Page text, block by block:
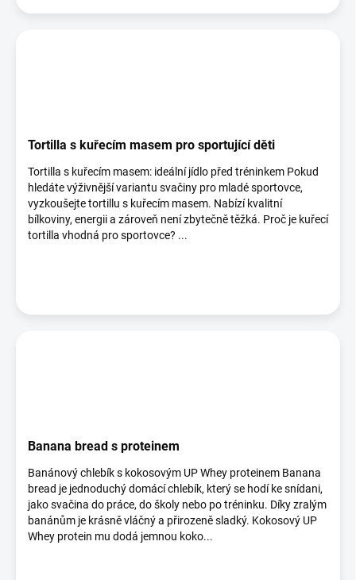
Tortilla s kuřecím masem pro sportující děti
Tortilla s kuřecím masem: ideální jídlo před tréninkem Pokud
hledáte výživnější variantu svačiny pro mladé sportovce,
vyzkoušejte tortillu s kuřecím masem. Nabízí kvalitní
bílkoviny, energii a zároveň není zbytečně těžká. Proč je kuřecí
tortilla vhodná pro sportovce? ...
Banana bread s proteinem
Banánový chlebík s kokosovým UP Whey proteinem Banana
bread je jednoduchý domácí chlebík, který se hodí ke snídani,
jako svačina do práce, do školy nebo po tréninku. Díky zralým
banánům je krásně vláčný a přirozeně sladký. Kokosový UP
Whey protein mu dodá jemnou koko...